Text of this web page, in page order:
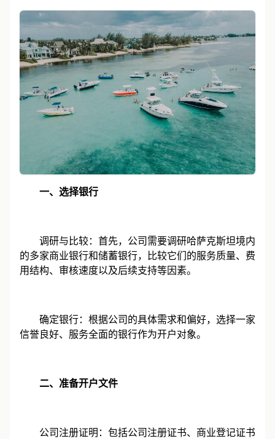
一、选择银行
调研与比较：首先，公司需要调研哈萨克斯坦境内
的多家商业银行和储蓄银行，比较它们的服务质量、费
用结构、审核速度以及后续支持等因素。
确定银行：根据公司的具体需求和偏好，选择一家
信誉良好、服务全面的银行作为开户对象。
二、准备开户文件
公司注册证明：包括公司注册证书、商业登记证书